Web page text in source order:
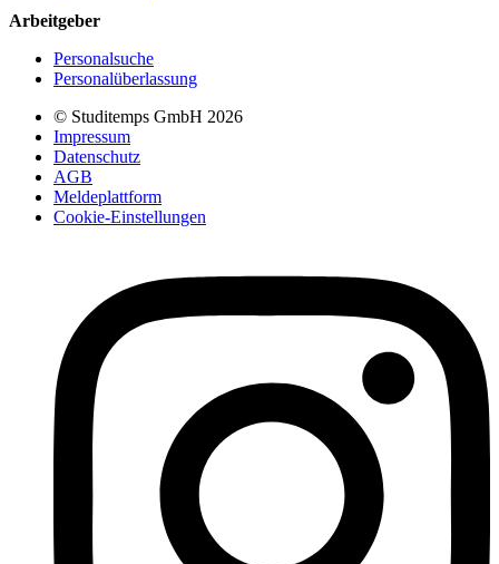
Arbeitgeber
Personalsuche
Personalüberlassung
© Studitemps GmbH 2026
Impressum
Datenschutz
AGB
Meldeplattform
Cookie-Einstellungen